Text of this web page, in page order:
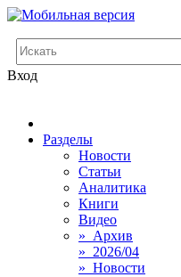
Вход
Разделы
Новости
Статьи
Аналитика
Книги
Видео
» Архив
» 2026/04
» Новости